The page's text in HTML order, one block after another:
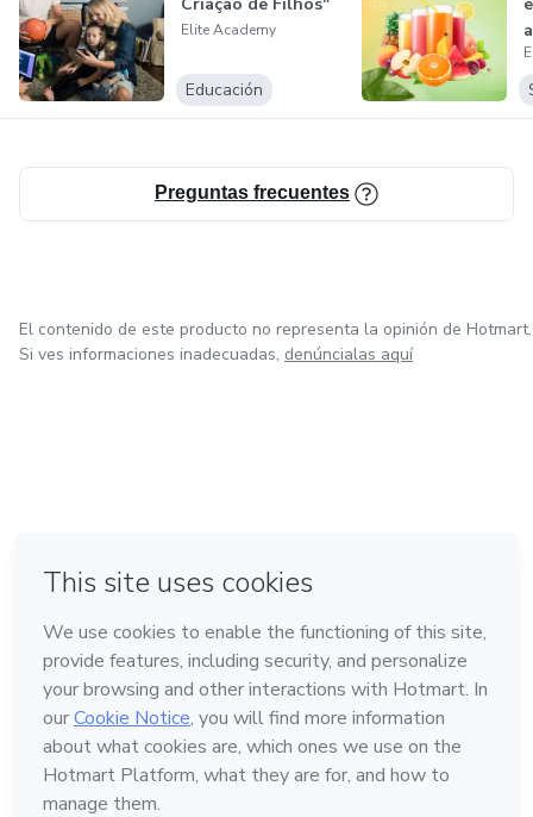
Elite Academy
Educación
Preguntas frecuentes
El contenido de este producto no representa la opinión de Hotmart.
Si ves informaciones inadecuadas, denúncialas aquí
Hecho con❤ en Belo Horizonte
Conoce Hotmart
Idioma
Español